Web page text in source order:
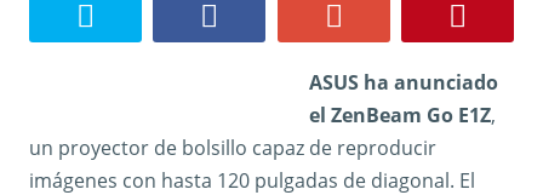
ASUS ha anunciado
el ZenBeam Go E1Z,
un proyector de bolsillo capaz de reproducir
imágenes con hasta 120 pulgadas de diagonal. El